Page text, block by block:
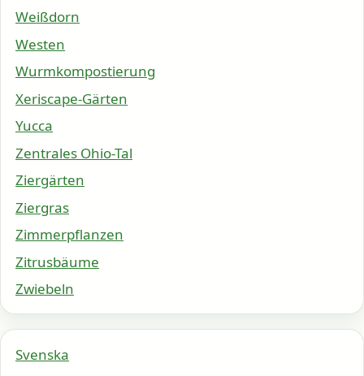
Weißdorn
Westen
Wurmkompostierung
Xeriscape-Gärten
Yucca
Zentrales Ohio-Tal
Ziergärten
Ziergras
Zimmerpflanzen
Zitrusbäume
Zwiebeln
Svenska